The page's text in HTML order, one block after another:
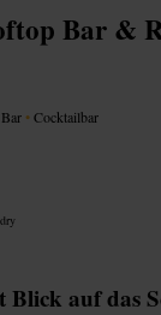
Bar &
Bar •Cocktailbar
auf das